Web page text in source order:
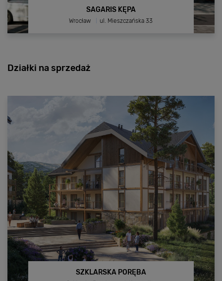
SAGARIS KĘPA
Wrocław ul. Mieszczańska 33
ul. Mieszczańska 33
Zamiast zakupu wolisz wynajem? Sprawdź nasze
lokale usługowe na wynajem w inwestycji Sagaris
Kępa w centrum Wrocławia!
www.SAGARISRENT.pl
Działki na sprzedaż
SZKLARSKA PORĘBA